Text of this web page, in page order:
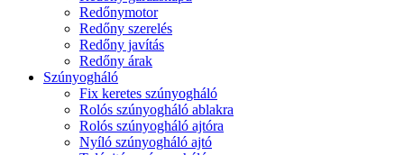
Redőnymotor
Redőny szerelés
Redőny javítás
Redőny árak
Szúnyogháló
Fix keretes szúnyogháló
Rolós szúnyogháló ablakra
Rolós szúnyogháló ajtóra
Nyíló szúnyogháló ajtó